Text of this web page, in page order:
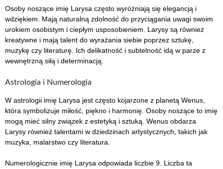
Osoby noszące imię Larysa często wyróżniają się elegancją i
wdziękiem. Mają naturalną zdolność do przyciągania uwagi swoim
urokiem osobistym i ciepłym usposobieniem. Larysy są również
kreatywne i mają talent do wyrażania siebie poprzez sztukę,
muzykę czy literaturę. Ich delikatność i subtelność idą w parze z
wewnętrzną siłą i determinacją.
Astrologia i Numerologia
W astrologii imię Larysa jest często kojarzone z planetą Wenus,
która symbolizuje miłość, piękno i harmonię. Osoby noszące to imię
mogą mieć silny związek z estetyką i sztuką. Wenus obdarza
Larysy również talentami w dziedzinach artystycznych, takich jak
muzyka, malarstwo czy literatura.
Numerologicznie imię Larysa odpowiada liczbie 9. Liczba ta